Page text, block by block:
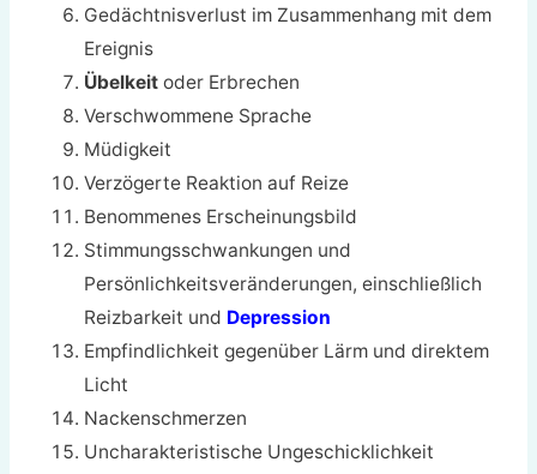
Gedächtnisverlust im Zusammenhang mit dem
Ereignis
Übelkeitoder Erbrechen
Verschwommene Sprache
Müdigkeit
Verzögerte Reaktion auf Reize
Benommenes Erscheinungsbild
Stimmungsschwankungen und
Persönlichkeitsveränderungen, einschließlich
Reizbarkeit und Depression
Empfindlichkeit gegenüber Lärm und direktem
Licht
Nackenschmerzen
Uncharakteristische Ungeschicklichkeit